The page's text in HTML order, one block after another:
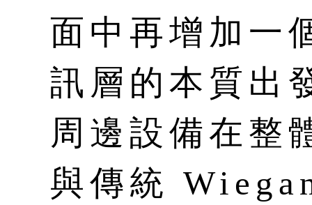
面中再增加一
訊層的本質出
周邊設備在整
與傳統